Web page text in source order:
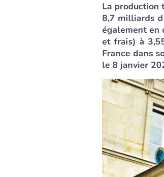
La production
8,7 milliards
également en
et frais) à
France dans
le 8 janvier